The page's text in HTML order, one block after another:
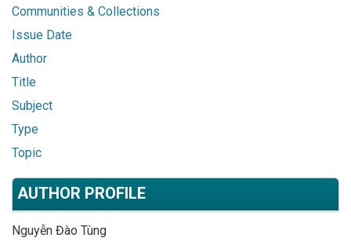
Communities & Collections
Issue Date
Author
Title
Subject
Type
Topic
AUTHOR PROFILE
Nguyễn Đào Tùng